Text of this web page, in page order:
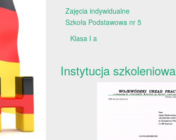
Zajęcia indywidualne
Szkoła Podstawowa nr 5
Klasa I a
Instytucja szkoleniowa